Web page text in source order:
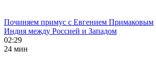
Починяем примус с Евгением Примаковым
Индия между Россией и Западом
02:29
24 мин